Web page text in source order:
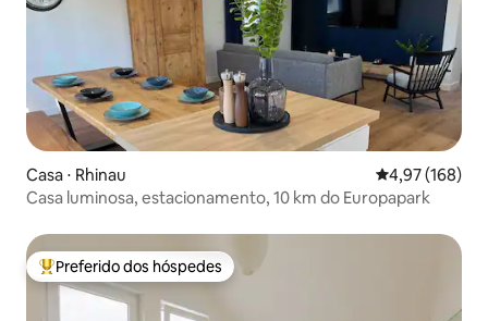
Casa ⋅ Rhinau 4,97 de uma
4,97 (168)
Casa luminosa, estacionamento, 10 km do Europapark
Entre os melhores preferidos dos hóspedes
Preferido dos hóspedes